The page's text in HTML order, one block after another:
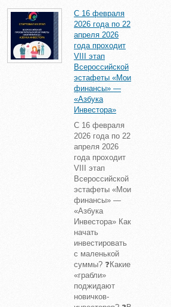
С 16 февраля
2026 года по 22
апреля 2026
года проходит
VIII этап
Всероссийской
эстафеты «Мои
финансы» —
«Азбука
Инвестора»
С 16 февраля
2026 года по 22
апреля 2026
года проходит
VIII этап
Всероссийской
эстафеты «Мои
финансы» —
«Азбука
Инвестора» Как
начать
инвестировать
с маленькой
суммы? ❓Какие
«грабли»
поджидают
новичков-